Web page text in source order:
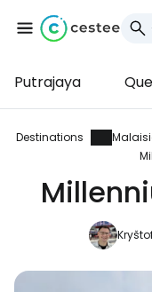
Putrajaya
Destinations
Se
Cestee
... la